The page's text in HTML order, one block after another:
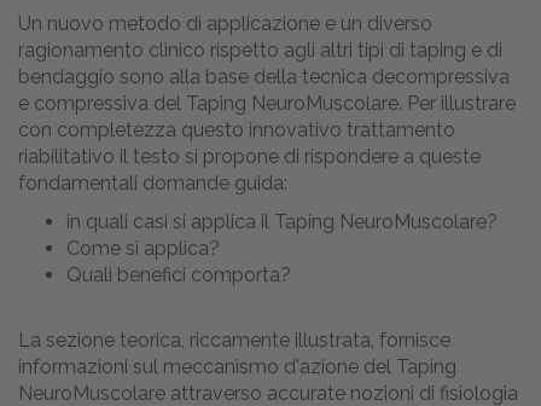
Un nuovo metodo di applicazione e un diverso
ragionamento clinico rispetto agli altri tipi di taping e di
bendaggio sono alla base della tecnica decompressiva
e compressiva del Taping NeuroMuscolare. Per illustrare
con completezza questo innovativo trattamento
riabilitativo il testo si propone di rispondere a queste
fondamentali domande guida:
in quali casi si applica il Taping NeuroMuscolare?
Come si applica?
Quali benefici comporta?
La sezione teorica, riccamente illustrata, fornisce
informazioni sul meccanismo d'azione del Taping
NeuroMuscolare attraverso accurate nozioni di fisiologia